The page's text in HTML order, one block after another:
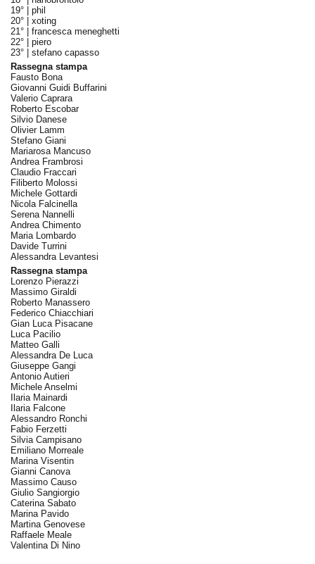
19° | phil
20° | xoting
21° | francesca meneghetti
22° | piero
23° | stefano capasso
Rassegna stampa
Fausto Bona
Giovanni Guidi Buffarini
Valerio Caprara
Roberto Escobar
Silvio Danese
Olivier Lamm
Stefano Giani
Mariarosa Mancuso
Andrea Frambrosi
Claudio Fraccari
Filiberto Molossi
Michele Gottardi
Nicola Falcinella
Serena Nannelli
Andrea Chimento
Maria Lombardo
Davide Turrini
Alessandra Levantesi
Rassegna stampa
Lorenzo Pierazzi
Massimo Giraldi
Roberto Manassero
Federico Chiacchiari
Gian Luca Pisacane
Luca Pacilio
Matteo Galli
Alessandra De Luca
Giuseppe Gangi
Antonio Autieri
Michele Anselmi
Ilaria Mainardi
Ilaria Falcone
Alessandro Ronchi
Fabio Ferzetti
Silvia Campisano
Emiliano Morreale
Marina Visentin
Gianni Canova
Massimo Causo
Giulio Sangiorgio
Caterina Sabato
Marina Pavido
Martina Genovese
Raffaele Meale
Valentina Di Nino